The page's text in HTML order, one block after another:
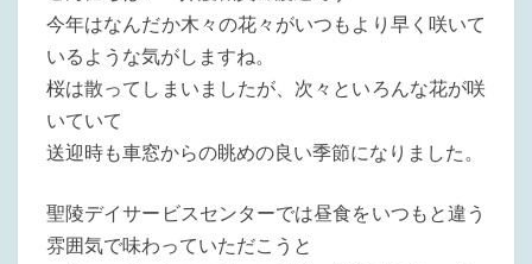
今年はなんだか木々の花々がいつもより早く咲いて
いるような気がしますね。
桜は散ってしまいましたが、次々といろんな花が咲
いていて
送迎時も車窓からの眺めの良い季節になりました。
聖陵デイサービスセンターでは昼食をいつもと違う
雰囲気で味わっていただこうと